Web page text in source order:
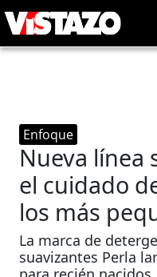
Enfoque
Nueva línea
el cuidado
los más
La marca de
suavizantes Perla